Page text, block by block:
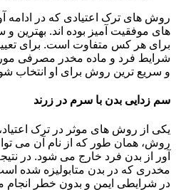
روش های ترک اعتیادی که در
های موفقیت آمیز بوده اند. بهترین
برای هر کس متفاوت است. برای
شرایط فرد و ماده مخدر مصرفی
و سریع ترین روش برای او انتخاب
سم زدایی بدن با سرم در زرند
یکی از روش های موثر در ترک
روش، همان طور که از نام آن می
آور از بدن فرد خارج می شود. در
مخدری که در بدن متابولیزه شده
در شرایطی ایمن و بدون خطر